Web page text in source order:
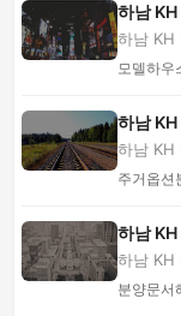
하남
하남 KH
실측, 기
모델하우
하남
하남 KH
로 비교
주거옵션
하남
하남 KH
션 착각,
분양문서